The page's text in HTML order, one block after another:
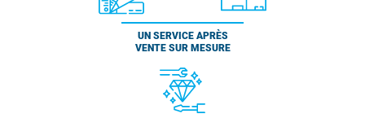
UN SERVICE APRÈS
VENTE SUR MESURE